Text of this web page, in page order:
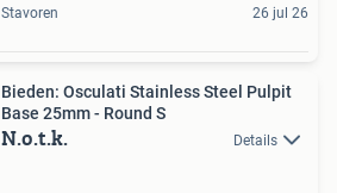
Stavoren 26 jul 26
Bieden: Osculati Stainless Steel Pulpit
Base 25mm - Round S
N.o.t.k. Details